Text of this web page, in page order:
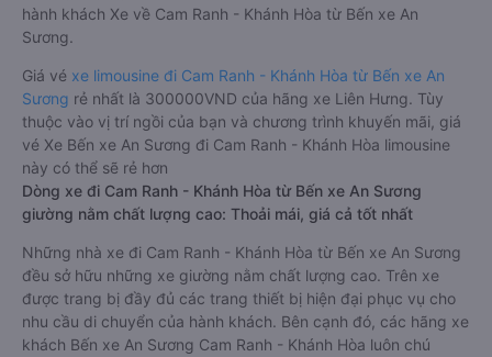
hành khách Xe về Cam Ranh - Khánh Hòa từ Bến xe An
Sương.
Giá vé xe limousine đi Cam Ranh - Khánh Hòa từ Bến xe An
Sương rẻ nhất là 300000VND của hãng xe Liên Hưng. Tùy
thuộc vào vị trí ngồi của bạn và chương trình khuyến mãi, giá
vé Xe Bến xe An Sương đi Cam Ranh - Khánh Hòa limousine
này có thể sẽ rẻ hơn
Dòng xe đi Cam Ranh - Khánh Hòa từ Bến xe An Sương
giường nằm chất lượng cao: Thoải mái, giá cả tốt nhất
Những nhà xe đi Cam Ranh - Khánh Hòa từ Bến xe An Sương
đều sở hữu những xe giường nằm chất lượng cao. Trên xe
được trang bị đầy đủ các trang thiết bị hiện đại phục vụ cho
nhu cầu di chuyển của hành khách. Bên cạnh đó, các hãng xe
khách Bến xe An Sương Cam Ranh - Khánh Hòa luôn chú